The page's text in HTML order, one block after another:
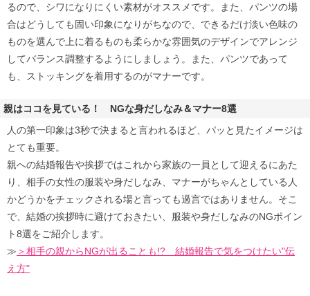
るので、シワになりにくい素材がオススメです。また、パンツの場
合はどうしても固い印象になりがちなので、できるだけ淡い色味の
ものを選んで上に着るものも柔らかな雰囲気のデザインでアレンジ
してバランス調整するようにしましょう。また、パンツであって
も、ストッキングを着用するのがマナーです。
親はココを見ている！ NGな身だしなみ＆マナー8選
人の第一印象は3秒で決まると言われるほど、パッと見たイメージは
とても重要。
親への結婚報告や挨拶ではこれから家族の一員として迎えるにあた
り、相手の女性の服装や身だしなみ、マナーがちゃんとしている人
かどうかをチェックされる場と言っても過言ではありません。そこ
で、結婚の挨拶時に避けておきたい、服装や身だしなみのNGポイン
ト8選をご紹介します。
≫ ＞相手の親からNGが出ることも!? 結婚報告で気をつけたい"伝
え方"